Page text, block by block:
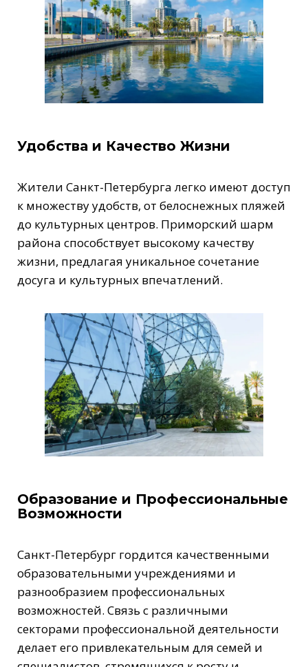
Удобства и Качество Жизни
Жители Санкт-Петербурга легко имеют доступ
к множеству удобств, от белоснежных пляжей
до культурных центров. Приморский шарм
района способствует высокому качеству
жизни, предлагая уникальное сочетание
досуга и культурных впечатлений.
Образование и Профессиональные
Возможности
Санкт-Петербург гордится качественными
образовательными учреждениями и
разнообразием профессиональных
возможностей. Связь с различными
секторами профессиональной деятельности
делает его привлекательным для семей и